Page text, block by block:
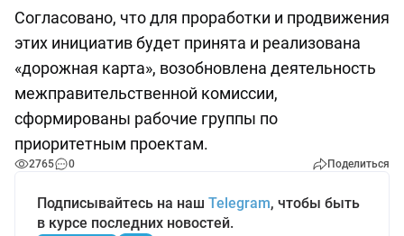
Согласовано, что для проработки и продвижения
этих инициатив будет принята и реализована
«дорожная карта», возобновлена деятельность
межправительственной комиссии,
сформированы рабочие группы по
приоритетным проектам.
2765 0 Поделиться
Подписывайтесь на наш Telegram, чтобы быть
в курсе последних новостей.